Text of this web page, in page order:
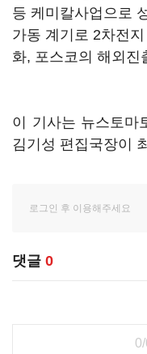
등 케미칼사업으로
가동 계기로 2차전
화, 포스코의 해외진
이 기사는 뉴스토마
김기성 편집국장이
댓글 0